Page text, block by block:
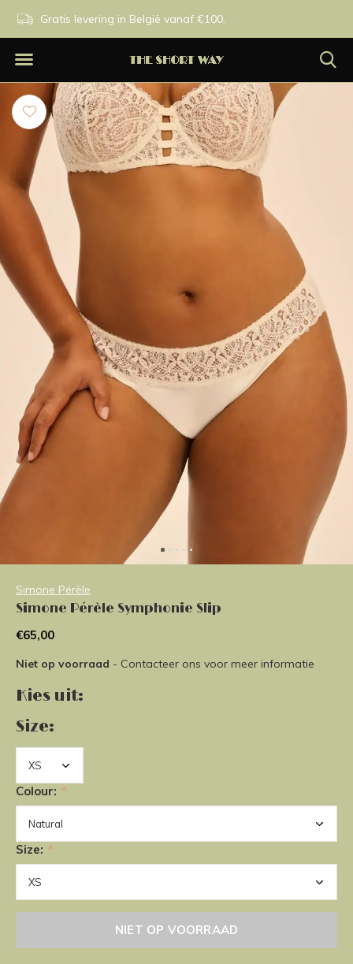
Gratis levering in België vanaf €100.
Simone Pérèle
Simone Pérèle Symphonie Slip
€65,00
Niet op voorraad - Contacteer ons voor meer informatie
Kies uit:
Size:
Colour: *
Size: *
NIET OP VOORRAAD